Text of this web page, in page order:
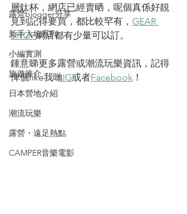
露營blogger分享
新手入坑系列
小編實測
旅遊推介
日本營地介紹
潮流玩樂
露營・遠足熱點
CAMPER音樂電影
層鈦杯，網店已經賣晒，呢個真係好靚
見到記得要買，都比較罕有， GEAR
SHOP網店都有少量可以訂。
鍾意睇更多露營或潮流玩樂資訊，記得
俾個like我哋IG或者Facebook ！